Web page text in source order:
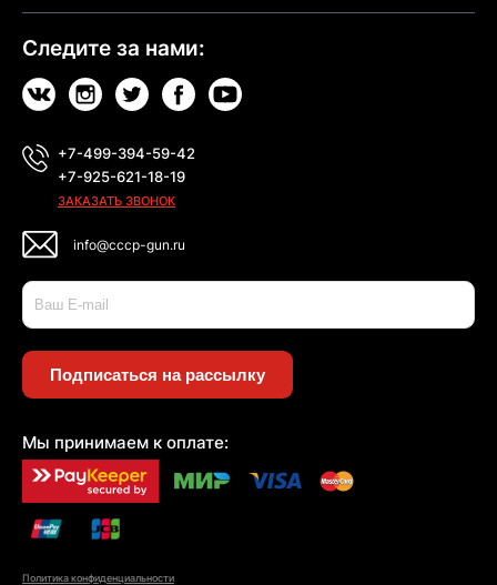
Следите за нами:
+7-499-394-59-42
+7-925-621-18-19
ЗАКАЗАТЬ ЗВОНОК
info@cccp-gun.ru
Подписаться на рассылку
Мы принимаем к оплате:
Политика конфиденциальности